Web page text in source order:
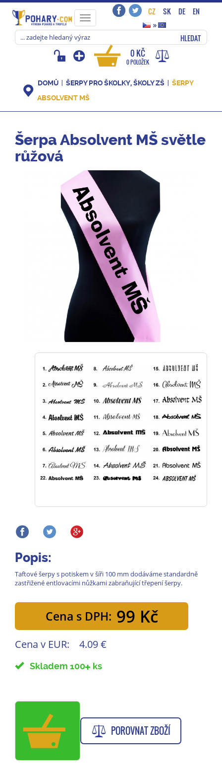
Toggle
navigation
CZ SK DE
EN
»
HLEDAT
0 KČ
0 POLOŽEK
DOMŮ ŠERPY PRO ŠKOLKY, ŠKOLY ZŠ
ŠERPY
ABSOLVENT MŠ
Šerpa Absolvent MŠ světle
růžová
Popis:
Taftové šerpy s potiskem v šíři 100 mm dodáváme standardně
zastřižené entlovacími nůžkami zabraňující třepení šerpy.
Cena s DPH: 99 Kč
Cena v EUR: 4.09 €
Skladem 100 ks
POROVNAT ZBOŽÍ